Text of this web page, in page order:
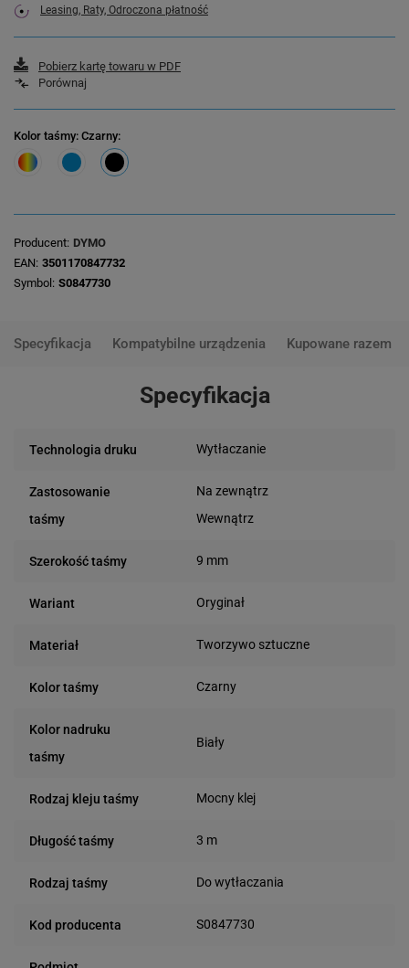
Leasing, Raty, Odroczona płatność
Pobierz kartę towaru w PDF
Porównaj
Kolor taśmy: Czarny
Producent DYMO
EAN 3501170847732
Symbol S0847730
Specyfikacja Kompatybilne urządzenia Kupowane razem
Specyfikacja
Technologia druku Wytłaczanie
Zastosowanie
taśmy
Na zewnątrz
Wewnątrz
Szerokość taśmy 9 mm
Wariant Oryginał
Materiał Tworzywo sztuczne
Kolor taśmy Czarny
Kolor nadruku
taśmy
Biały
Rodzaj kleju taśmy Mocny klej
Długość taśmy 3 m
Rodzaj taśmy Do wytłaczania
Kod producenta S0847730